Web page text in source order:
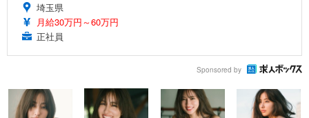
埼玉県
月給30万円～60万円
正社員
Sponsored by